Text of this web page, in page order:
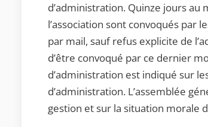
d’administration. Quinze jours
l’association sont convoqués par
par mail, sauf refus explicite de
d’être convoqué par ce dernier
d’administration est indiqué sur
d’administration. L’assemblée
gestion et sur la situation morale